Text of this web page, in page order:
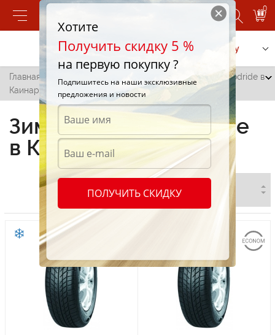
0
Позвонить Заказать услугу
Главная /
Зимние шины Goodride в
Каинарах
Зимние шины Goodride
в Каинарах
Хотите
Получить скидку 5 %
на первую покупку ?
Подпишитесь на наши эксклюзивные
предложения и новости
ПОЛУЧИТЬ СКИДКУ